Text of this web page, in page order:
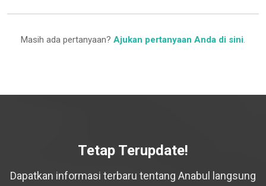
Masih ada pertanyaan? Ajukan pertanyaan Anda di sini.
Tetap Terupdate!
Dapatkan informasi terbaru tentang Anabul langsung